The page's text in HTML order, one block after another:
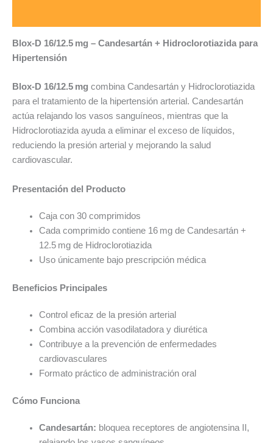
Blox-D 16/12.5 mg – Candesartán + Hidroclorotiazida para
Hipertensión
Blox-D 16/12.5 mg combina Candesartán y Hidroclorotiazida
para el tratamiento de la hipertensión arterial. Candesartán
actúa relajando los vasos sanguíneos, mientras que la
Hidroclorotiazida ayuda a eliminar el exceso de líquidos,
reduciendo la presión arterial y mejorando la salud
cardiovascular.
Presentación del Producto
Caja con 30 comprimidos
Cada comprimido contiene 16 mg de Candesartán +
12.5 mg de Hidroclorotiazida
Uso únicamente bajo prescripción médica
Beneficios Principales
Control eficaz de la presión arterial
Combina acción vasodilatadora y diurética
Contribuye a la prevención de enfermedades
cardiovasculares
Formato práctico de administración oral
Cómo Funciona
Candesartán: bloquea receptores de angiotensina II,